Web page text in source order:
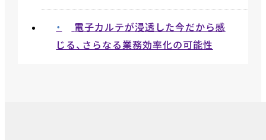
電子カルテが浸透した今だから感
じる、さらなる業務効率化の可能性